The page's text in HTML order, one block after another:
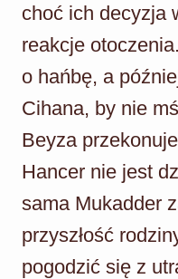
choć ich decyzja
reakcje
o hańbę, a
Cihana, by nie
Beyza
Hancer nie jest
sama Mukadder
przyszłość
pogodzić się z